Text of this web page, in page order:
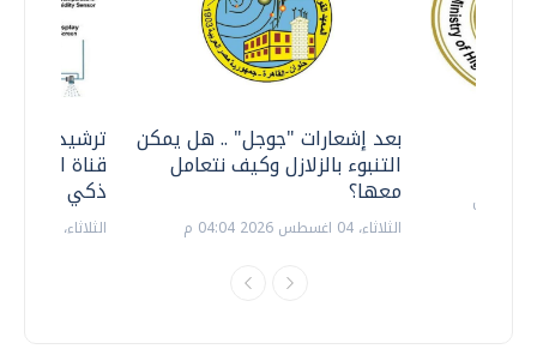
ترشيدا
قناة
ذكي
الثلاثاء، 14 يوليو 2026 06:11 م
بعد إشعارات "جوجل" .. هل يمكن
التنبوء بالزلازل وكيف نتعامل
معها؟
الثلاثاء، 04 اغسطس 2026 04:04 م